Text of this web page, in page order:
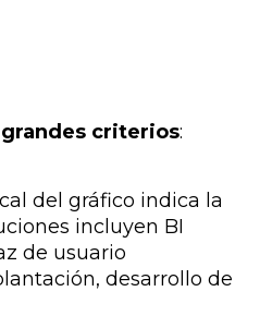
criterios:
del gráfico indica la
incluyen BI
de usuario
desarrollo de